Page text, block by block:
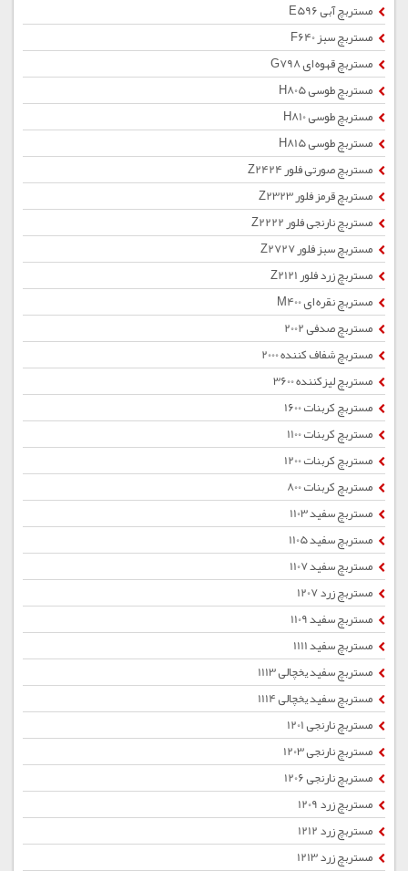
مستربچ آبی E596
مستربچ سبز F640
مستربچ قهوه ای G798
مستربچ طوسی H805
مستربچ طوسی H810
مستربچ طوسی H815
مستربچ صورتی فلور Z2424
مستربچ قرمز فلور Z2323
مستربچ نارنجی فلور Z2222
مستربچ سبز فلور Z2727
مستربچ زرد فلور Z2121
مستربچ نقره ای M400
مستربچ صدفی 2002
مستربچ شفاف کننده 2000
مستربچ لیزکننده 3600
مستربچ کربنات 1600
مستربچ کربنات 1100
مستربچ کربنات 1200
مستربچ کربنات 800
مستربچ سفید 1103
مستربچ سفید 1105
مستربچ سفید 1107
مستربچ زرد 1207
مستربچ سفید 1109
مستربچ سفید 1111
مستربچ سفید یخچالی 1113
مستربچ سفید یخچالی 1114
مستربچ نارنجی 1201
مستربچ نارنجی 1203
مستربچ نارنجی 1206
مستربچ زرد 1209
مستربچ زرد 1212
مستربچ زرد 1213